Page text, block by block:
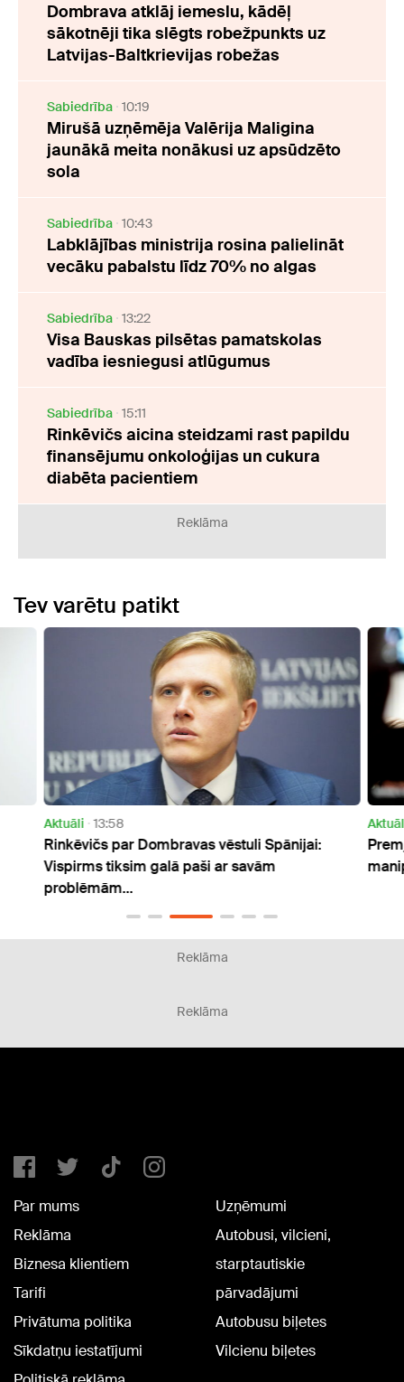
Dombrava atklāj iemeslu, kādēļ
sākotnēji tika slēgts robežpunkts uz
Latvijas-Baltkrievijas robežas
Sabiedrība 10:19
Mirušā uzņēmēja Valērija Maligina
jaunākā meita nonākusi uz apsūdzēto
sola
Sabiedrība 10:43
Labklājības ministrija rosina palielināt
vecāku pabalstu līdz 70% no algas
Sabiedrība 13:22
Visa Bauskas pilsētas pamatskolas
vadība iesniegusi atlūgumus
Sabiedrība 15:11
Rinkēvičs aicina steidzami rast papildu
finansējumu onkoloģijas un cukura
diabēta pacientiem
Reklāma
Tev varētu patikt
Aktuāli 13:58
Rinkēvičs par Dombravas vēstuli Spānijai:
Vispirms tiksim galā paši ar savām
problēmām...
Reklāma
Reklāma
Par mums
Reklāma
Biznesa klientiem
Tarifi
Privātuma politika
Sīkdatņu iestatījumi
Uzņēmumi
Autobusi, vilcieni,
starptautiskie
pārvadājumi
Autobusu biļetes
Vilcienu biļetes